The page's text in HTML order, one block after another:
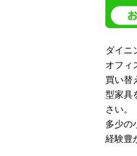
ダイニ
オフィ
買い替
型家具
さい。
多少の
経験豊